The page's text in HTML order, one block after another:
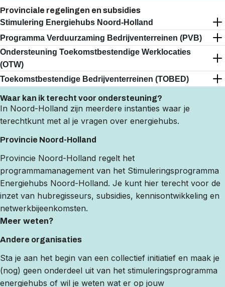
Provinciale regelingen en subsidies
Stimulering Energiehubs Noord-Holland
Open
Close
Programma Verduurzaming Bedrijventerreinen (PVB)
Open
Close
Ondersteuning Toekomstbestendige Werklocaties
(OTW)
Open
Close
Toekomstbestendige Bedrijventerreinen (TOBED)
Open
Close
Waar kan ik terecht voor ondersteuning?
In Noord-Holland zijn meerdere instanties waar je
terechtkunt met al je vragen over energiehubs.
Provincie Noord-Holland
Provincie Noord-Holland regelt het
programmamanagement van het Stimuleringsprogramma
Energiehubs Noord-Holland. Je kunt hier terecht voor de
inzet van hubregisseurs, subsidies, kennisontwikkeling en
netwerkbijeenkomsten.
Meer weten?
Andere organisaties
Sta je aan het begin van een collectief initiatief en maak je
(nog) geen onderdeel uit van het stimuleringsprogramma
energiehubs of wil je weten wat er op jouw